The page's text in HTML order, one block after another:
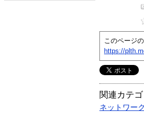
このページの
https://
関連カテゴ
ネットワーク